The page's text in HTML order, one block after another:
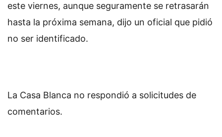
este viernes, aunque seguramente se retrasarán
hasta la próxima semana, dijo un oficial que pidió
no ser identificado.
La Casa Blanca no respondió a solicitudes de
comentarios.